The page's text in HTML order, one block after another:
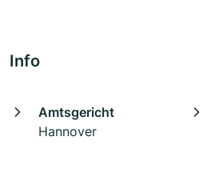
Info
Amtsgericht
Hannover